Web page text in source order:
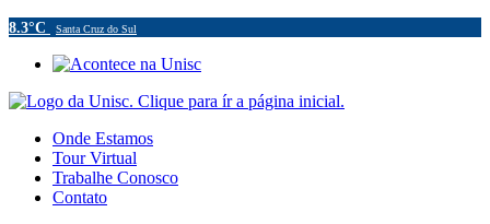
8.3°C Santa Cruz do Sul
Onde Estamos
Tour Virtual
Trabalhe Conosco
Contato